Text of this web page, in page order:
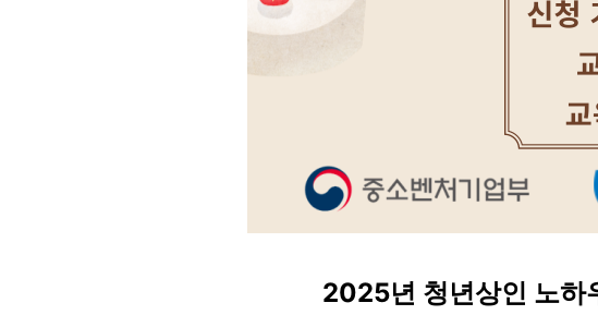
2025년 청년상인 노하